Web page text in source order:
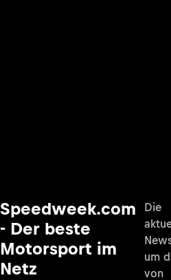
Speedweek.com
- Der beste
Motorsport im
Netz
Die
um
von